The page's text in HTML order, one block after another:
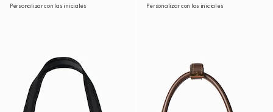
Personalizar con las iniciales Personalizar con las iniciales